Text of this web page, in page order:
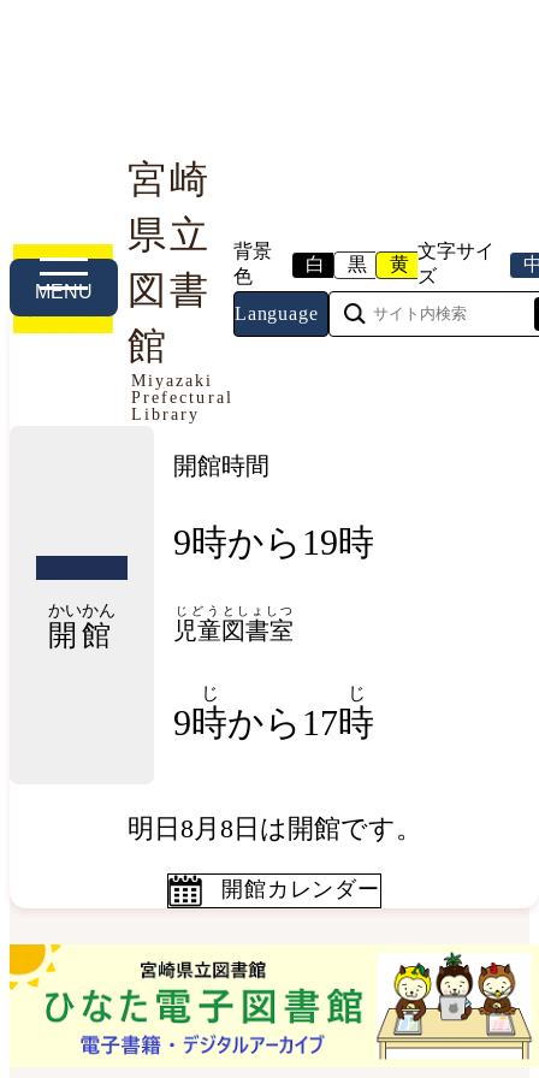
宮崎
県立
図書
館
Miyazaki
Prefectural
Library
背景
色
白 黒 黄
文字サイ
ズ
Language
MENU
利用案内 本や資料を探す 調べる・相談する
今日の開館情報
2026年8月7日（金曜日）
開館
かいかん
開館時間
9時から19時
児童
じどう
図書室
としょしつ
9時
じ
から17時
じ
明日8月8日は開館です。
開館カレンダー